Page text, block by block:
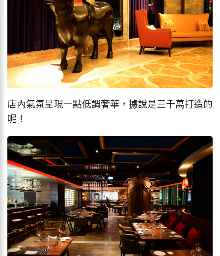
店內氣氛呈現一點低調奢華，據說是三千萬打造的
呢！